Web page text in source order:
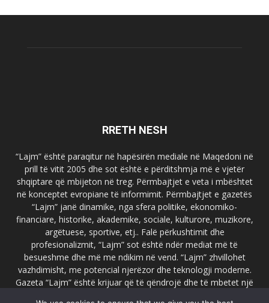
RRETH NESH
“Lajm” është paraqitur në hapësirën mediale në Maqedoni në
prill të vitit 2005 dhe sot është e përditshmja më e vjetër
shqiptare që mbijeton në treg. Përmbajtjet e veta i mbështet
në konceptet evropiane të informimit. Përmbajtjet e gazetës
“Lajm” janë dinamike, nga sfera politike, ekonomiko-
financiare, historike, akademike, sociale, kulturore, muzikore,
argëtuese, sportive, etj.. Falë përkushtimit dhe
profesionalizmit, “Lajm” sot është ndër mediat më të
besueshme dhe më me ndikim në vend. “Lajm” zhvillohet
vazhdimisht, me potencial njerëzor dhe teknologji moderne.
Gazeta “Lajm” është krijuar që të qëndrojë dhe të mbetet një